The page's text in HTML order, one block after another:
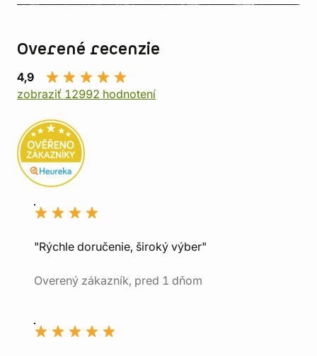
Overené recenzie
4,9
zobraziť 12992 hodnotení
"Rýchle doručenie, široký výber"
Overený zákazník, pred 1 dňom